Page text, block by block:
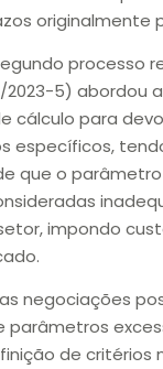
originalmente
processo
2023-5) abordou
cálculo para
específicos,
que o
impondo
negociações
parâmetros
de critérios